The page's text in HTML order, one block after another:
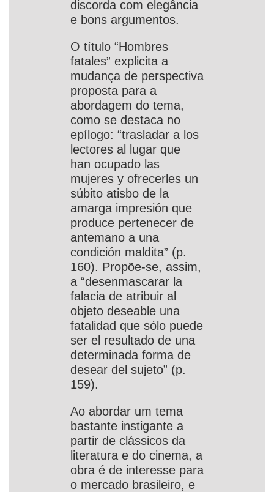
discorda com elegância
e bons argumentos.
O título “Hombres
fatales” explicita a
mudança de perspectiva
proposta para a
abordagem do tema,
como se destaca no
epílogo: “trasladar a los
lectores al lugar que
han ocupado las
mujeres y ofrecerles un
súbito atisbo de la
amarga impresión que
produce pertenecer de
antemano a una
condición maldita” (p.
160). Propõe-se, assim,
a “desenmascarar la
falacia de atribuir al
objeto deseable una
fatalidad que sólo puede
ser el resultado de una
determinada forma de
desear del sujeto” (p.
159).
Ao abordar um tema
bastante instigante a
partir de clássicos da
literatura e do cinema, a
obra é de interesse para
o mercado brasileiro, e